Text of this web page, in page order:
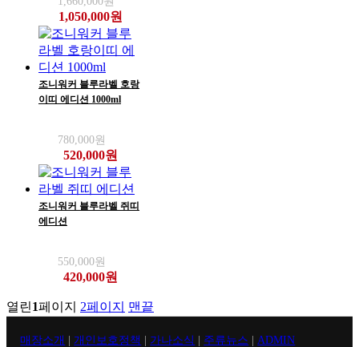
1,050,000원
조니워커 블루라벨 호랑
이띠 에디션 1000ml
780,000원
520,000원
조니워커 블루라벨 쥐띠
에디션
550,000원
420,000원
열린1페이지 2페이지 맨끝
매장소개 | 개인보호정책 | 가나소식 | 주류뉴스 | ADMIN